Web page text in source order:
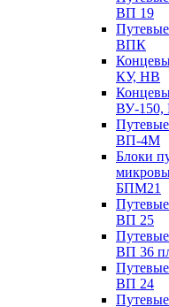
ВП 19
ВПК
КУ, НВ
ВУ-150,
ВП-4М
Блоки
БПМ21
ВП 25
ВП 36
ВП 24